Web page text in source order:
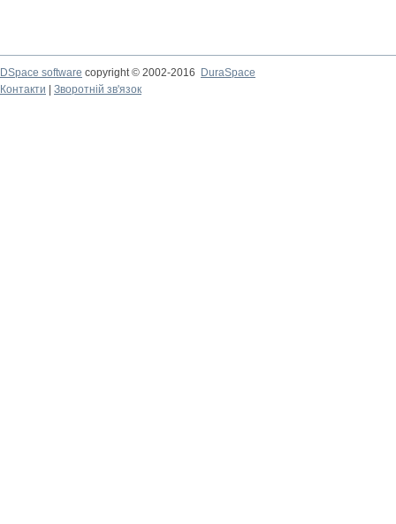
DSpace software copyright © 2002-2016
DuraSpace
Контакти
Зворотній зв'язок